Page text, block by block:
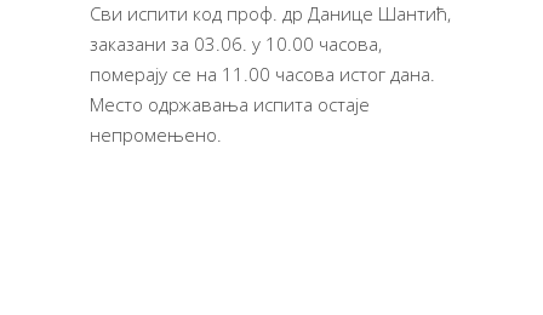
Сви испити код проф. др Данице Шантић,
заказани за 03.06. у 10.00 часова,
померају се на 11.00 часова истог дана.
Место одржавања испита остаје
непромењено.